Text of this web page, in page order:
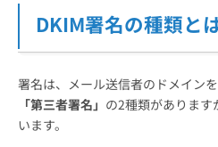
DKIM署名の種類と
署名は、メール送信者のドメイン
「第三者署名」 の2種類があります
います。